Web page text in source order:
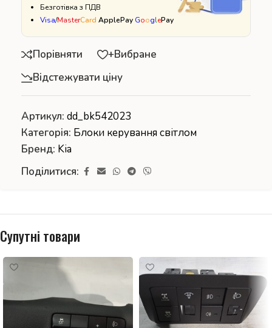
Безготівка з ПДВ
Visa/MasterCard ApplePay GooglePay
Порівняти
+Вибране
Відстежувати ціну
Артикул: dd_bk542023
Категорія: Блоки керування світлом
Бренд: Kia
Поділитися:
Супутні товари